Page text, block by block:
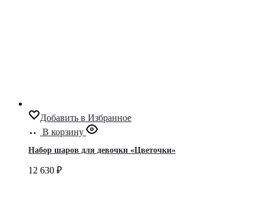
Добавить в Избранное
В корзину
Набор шаров для девочки «Цветочки»
12 630 ₽